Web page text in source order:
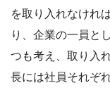
を取り入れなけれ
り、企業の一員と
つも考え、取り入
長には社員それぞ